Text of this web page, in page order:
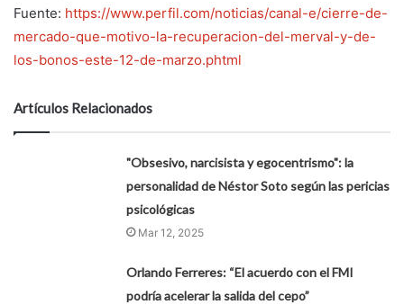
Fuente: https://www.perfil.com/noticias/canal-e/cierre-de-
mercado-que-motivo-la-recuperacion-del-merval-y-de-
los-bonos-este-12-de-marzo.phtml
Artículos Relacionados
"Obsesivo, narcisista y egocentrismo": la
personalidad de Néstor Soto según las pericias
psicológicas
Mar 12, 2025
Orlando Ferreres: “El acuerdo con el FMI
podría acelerar la salida del cepo”